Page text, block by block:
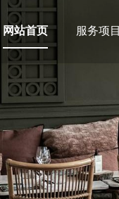
网站首页 服务项目